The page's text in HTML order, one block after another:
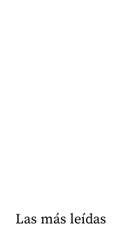
Las más leídas